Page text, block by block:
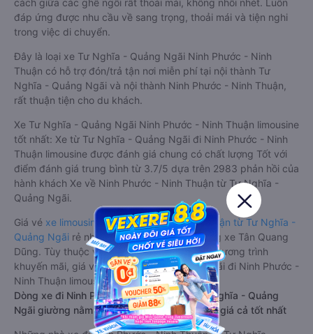
cách giữa các ghế ngồi rất thoải mái, không nhồi nhét. Luôn
đáp ứng được nhu cầu về sang trọng, thoải mái và tiện nghi
trong việc di chuyển.
Đây là loại xe Tư Nghĩa - Quảng Ngãi Ninh Phước - Ninh
Thuận có hỗ trợ đón/trả tận nơi miễn phí tại nội thành Tư
Nghĩa - Quảng Ngãi và nội thành Ninh Phước - Ninh Thuận,
rất thuận tiện cho du khách.
Xe Tư Nghĩa - Quảng Ngãi Ninh Phước - Ninh Thuận limousine
tốt nhất: Xe từ Tư Nghĩa - Quảng Ngãi đi Ninh Phước - Ninh
Thuận limousine được đánh giá chung có chất lượng Tốt với
điểm đánh giá trung bình từ 3.7/5 dựa trên 2983 phản hồi của
hành khách Xe về Ninh Phước - Ninh Thuận từ Tư Nghĩa -
Quảng Ngãi.
Giá vé xe limousine đi Ninh Phước - Ninh Thuận từ Tư Nghĩa -
Quảng Ngãi rẻ nhất là 550000VND của hãng xe Tân Quang
Dũng. Tùy thuộc vào vị trí ngồi của bạn và chương trình
khuyến mãi, giá vé Xe Tư Nghĩa - Quảng Ngãi đi Ninh Phước -
Ninh Thuận limousine này có thể sẽ rẻ hơn
Dòng xe đi Ninh Phước - Ninh Thuận từ Tư Nghĩa - Quảng
Ngãi giường nằm chất lượng cao: Thoải mái, giá cả tốt nhất